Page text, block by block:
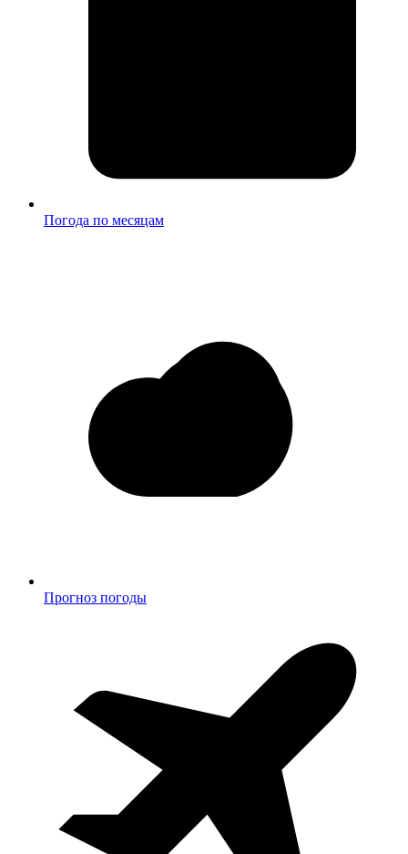
Погода по месяцам
Прогноз погоды